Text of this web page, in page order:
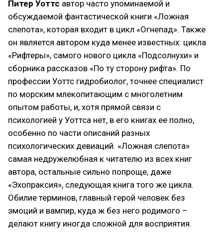
Питер Уоттс автор часто упоминаемой и
обсуждаемой фантастической книги «Ложная
слепота», которая входит в цикл «Огнепад». Также
он является автором куда менее известных: цикла
«Рифтеры», самого нового цикла «Подсолнухи» и
сборника рассказов «По ту сторону рифта». По
профессии Уоттс гидробиолог, точнее специалист
по морским млекопитающим с многолетним
опытом работы, и, хотя прямой связи с
психологией у Уоттса нет, в его книгах ее полно,
особенно по части описаний разных
психологических девиаций. «Ложная слепота»
самая недружелюбная к читателю из всех книг
автора, остальные сильно попроще, даже
«Эхопраксия», следующая книга того же цикла.
Обилие терминов, главный герой человек без
эмоций и вампир, куда ж без него родимого –
делают книгу иногда сложной для восприятия.